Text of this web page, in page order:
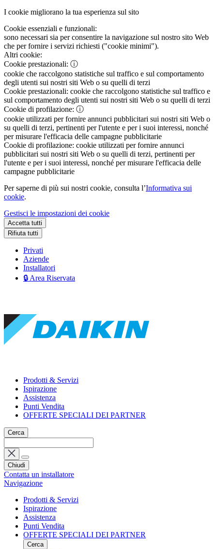
I cookie migliorano la tua esperienza sul sito
Cookie essenziali e funzionali:
sono necessari sia per consentire la navigazione sul nostro sito Web
che per fornire i servizi richiesti ("cookie minimi").
Altri cookie:
Cookie prestazionali: ⓘ
cookie che raccolgono statistiche sul traffico e sul comportamento
degli utenti sui nostri siti Web o su quelli di terzi
Cookie prestazionali: cookie che raccolgono statistiche sul traffico e
sul comportamento degli utenti sui nostri siti Web o su quelli di terzi
Cookie di profilazione: ⓘ
cookie utilizzati per fornire annunci pubblicitari sui nostri siti Web o
su quelli di terzi, pertinenti per l'utente e per i suoi interessi, nonché
per misurare l'efficacia delle campagne pubblicitarie
Cookie di profilazione: cookie utilizzati per fornire annunci
pubblicitari sui nostri siti Web o su quelli di terzi, pertinenti per
l'utente e per i suoi interessi, nonché per misurare l'efficacia delle
campagne pubblicitarie
Per saperne di più sui nostri cookie, consulta l’Informativa sui
cookie.
Gestisci le impostazioni dei cookie
Accetta tutti
Rifiuta tutti
Privati
Aziende
Installatori
🔒 Area Riservata
Prodotti & Servizi
Ispirazione
Assistenza
Punti Vendita
OFFERTE SPECIALI DEI PARTNER
Cerca
Chiudi
Contatta un installatore
Navigazione
Prodotti & Servizi
Ispirazione
Assistenza
Punti Vendita
OFFERTE SPECIALI DEI PARTNER
Cerca